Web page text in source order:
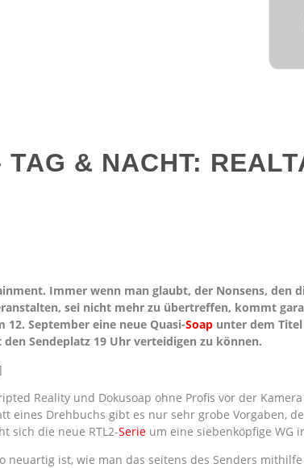
TAG & NACHT:
Immer wenn man glaubt, der Nonsens, den
sei nicht mehr zu übertreffen, kommt
12. September eine neue Quasi-Soap unter dem Titel
Sendeplatz 19 Uhr verteidigen zu können.
Reality und Dokusoap ohne Profis vor der
eines Drehbuchs gibt es nur sehr grobe Vorgaben,
sich die neue RTL2-Serie um eine siebenköpfige WG
neuartig ist, wie man das seitens des Senders